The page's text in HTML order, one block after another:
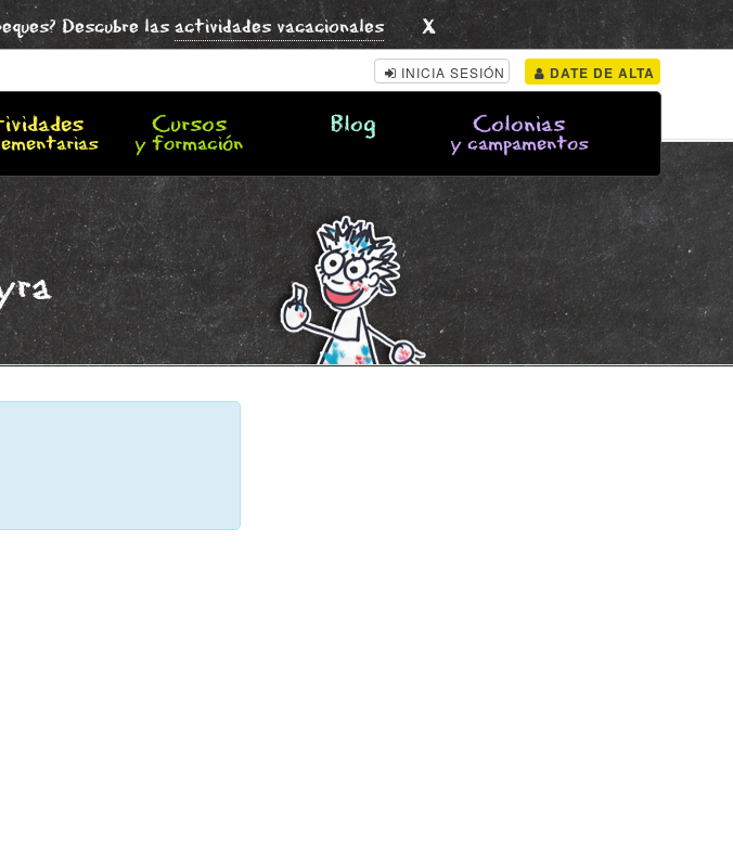
Descubre las actividades vacacionales x
INICIA SESIÓN DATE DE ALTA
Cursos
y formación
Blog Colonias
y campamentos